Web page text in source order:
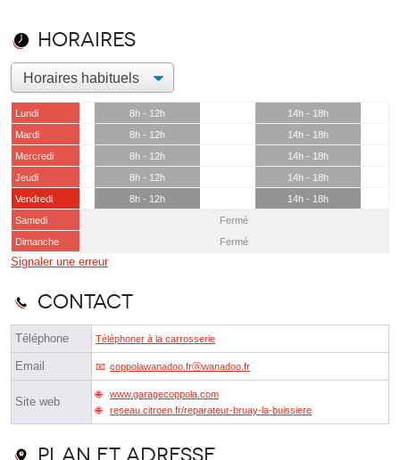
Horaires
Lundi 8h - 12h
14h - 18h
Mardi
8h - 12h
14h - 18h
Mercredi
8h - 12h
14h - 18h
Jeudi
8h - 12h
14h - 18h
Vendredi
8h - 12h
14h - 18h
Samedi
Fermé
Dimanche
Fermé
Signaler une erreur
Contact
Téléphone Téléphoner à la carrosserie
Email coppolawanadoo.frⓐwanadoo.fr
Site web
www.garagecoppola.com
reseau.citroen.fr/reparateur-bruay-la-buissiere
Plan et adresse